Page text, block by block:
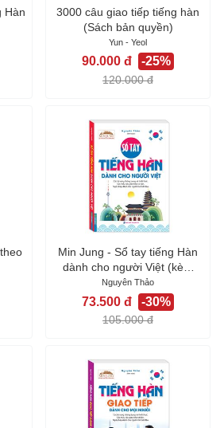
Hàn
3000 câu giao tiếp tiếng hàn
(Sách bản quyền)
Yun - Yeol
90.000 đ -25%
120.000 đ
Min Jung - Sổ tay tiếng Hàn
dành cho người Việt (kèm
tải...
Nguyên Thảo
73.500 đ -30%
105.000 đ